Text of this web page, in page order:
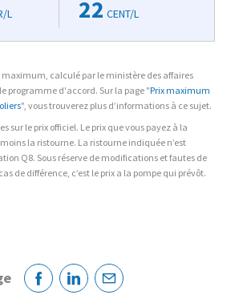
L 22 CENT/L
maximum, calculé par le ministère des affaires
programme d'accord. Sur la page "Prix maximum
", vous trouverez plus d’informations à ce sujet.
sur le prix officiel. Le prix que vous payez à la
la ristourne. La ristourne indiquée n’est
Q8. Sous réserve de modifications et fautes de
de différence, c’est le prix a la pompe qui prévôt.
FacebookLinkedinCourriel